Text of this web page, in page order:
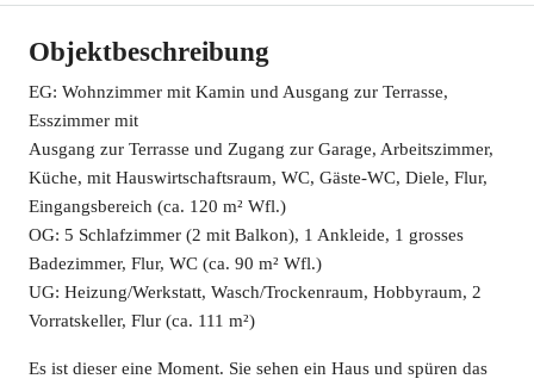
Objektbeschreibung
EG: Wohnzimmer mit Kamin und Ausgang zur Terrasse,
Esszimmer mit
Ausgang zur Terrasse und Zugang zur Garage, Arbeitszimmer,
Küche, mit Hauswirtschaftsraum, WC, Gäste-WC, Diele, Flur,
Eingangsbereich (ca. 120 m² Wfl.)
OG: 5 Schlafzimmer (2 mit Balkon), 1 Ankleide, 1 grosses
Badezimmer, Flur, WC (ca. 90 m² Wfl.)
UG: Heizung/Werkstatt, Wasch/Trockenraum, Hobbyraum, 2
Vorratskeller, Flur (ca. 111 m²)
Es ist dieser eine Moment. Sie sehen ein Haus und spüren das